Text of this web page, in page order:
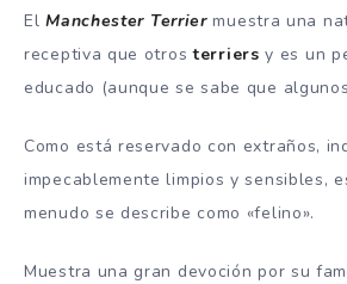
ElManchester Terriermuestra una
receptiva que otrosterriers y es un
educado (aunque se sabe que
Como está reservado con extraños,
impecablemente limpios y sensibles,
menudo se describe como «felino».
Muestra una gran devoción por su